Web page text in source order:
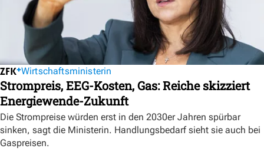
Wirtschaftsministerin
Strompreis, EEG-Kosten, Gas: Reiche skizziert
Energiewende-Zukunft
Die Strompreise würden erst in den 2030er Jahren spürbar
sinken, sagt die Ministerin. Handlungsbedarf sieht sie auch bei
Gaspreisen.